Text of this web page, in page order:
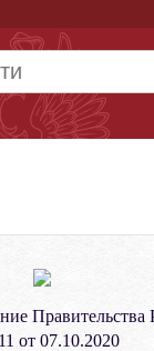
Правительства
от 07.10.2020